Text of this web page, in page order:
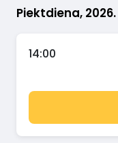
Piektdiena,
14:00